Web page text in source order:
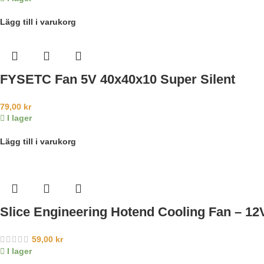
Lägg till i varukorg
FYSETC Fan 5V 40x40x10 Super Silent
79,00 kr
I lager
Lägg till i varukorg
Slice Engineering Hotend Cooling Fan –
59,00 kr
I lager